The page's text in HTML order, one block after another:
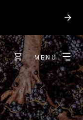
MENU